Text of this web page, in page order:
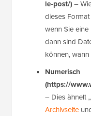
le-post/)–
dieses
wenn Sie
dann sind
können,
Numerisch
(https://
– Dies ähnelt
Archivseite